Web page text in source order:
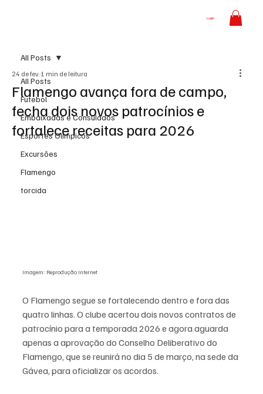
Login
All Posts
Futebol
Embaixadas e Consulados
Esportes Olímpicos
Excursões
Flamengo
torcida
All Posts
Flamengo avança fora de campo,
fecha dois novos patrocínios e
fortalece receitas para 2026
24 de fev. 1 min de leitura
Imagem: Reprodução Internet
O Flamengo segue se fortalecendo dentro e fora das
quatro linhas. O clube acertou dois novos contratos de
patrocínio para a temporada 2026 e agora aguarda
apenas a aprovação do Conselho Deliberativo do
Flamengo, que se reunirá no dia 5 de março, na sede da
Gávea, para oficializar os acordos.